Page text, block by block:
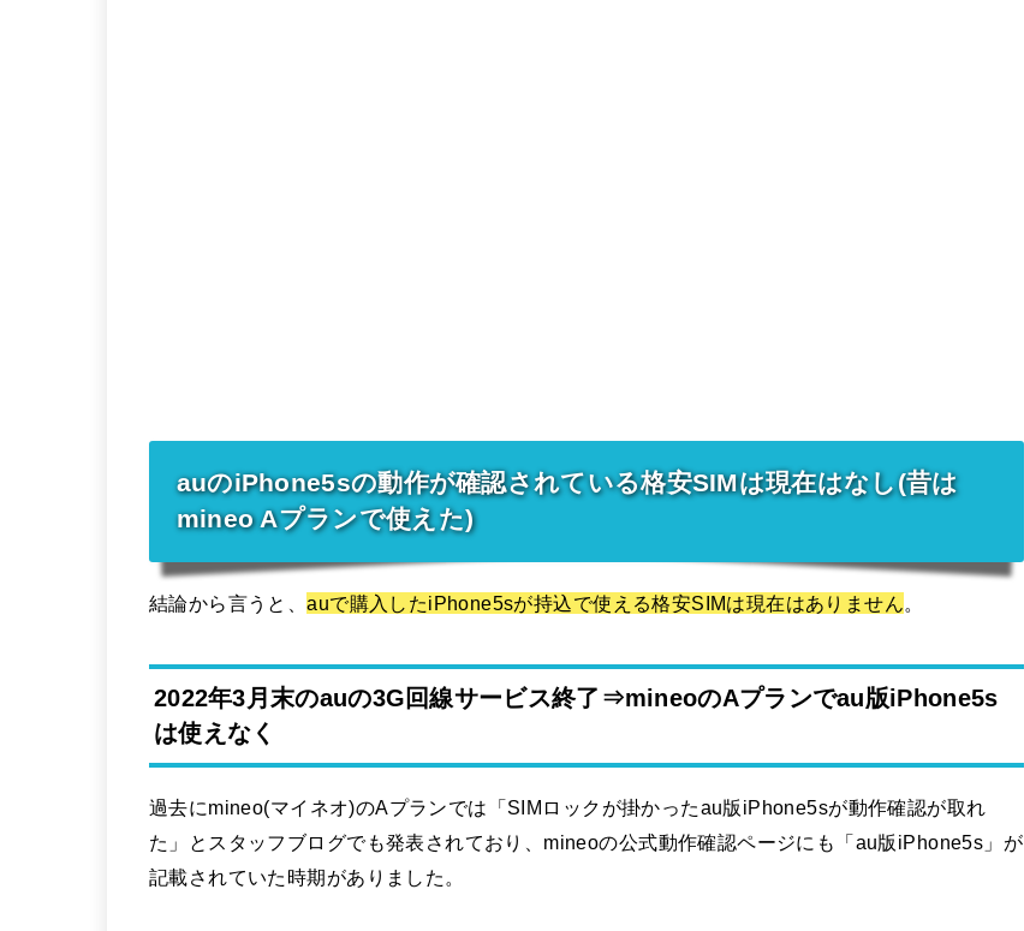
auのiPhone5sの動作が確認されている格安SIMは現在はなし(昔は
mineo Aプランで使えた)
結論から言うと、auで購入したiPhone5sが持込で使える格安SIMは現在はありません。
2022年3月末のauの3G回線サービス終了⇒mineoのAプランでau版iPhone5s
は使えなく
過去にmineo(マイネオ)のAプランでは「SIMロックが掛かったau版iPhone5sが動作確認が取れ
た」とスタッフブログでも発表されており、mineoの公式動作確認ページにも「au版iPhone5s」が
記載されていた時期がありました。